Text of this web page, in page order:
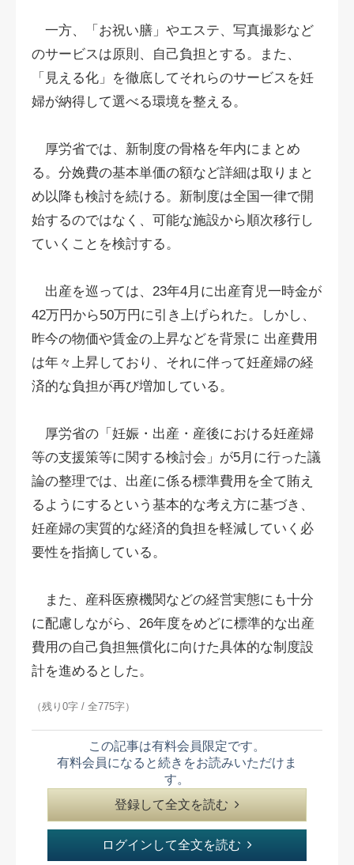
一方、「お祝い膳」やエステ、写真撮影など
のサービスは原則、自己負担とする。また、
「見える化」を徹底してそれらのサービスを妊
婦が納得して選べる環境を整える。
厚労省では、新制度の骨格を年内にまとめ
る。分娩費の基本単価の額など詳細は取りまと
め以降も検討を続ける。新制度は全国一律で開
始するのではなく、可能な施設から順次移行し
ていくことを検討する。
出産を巡っては、23年4月に出産育児一時金が
42万円から50万円に引き上げられた。しかし、
昨今の物価や賃金の上昇などを背景に 出産費用
は年々上昇しており、それに伴って妊産婦の経
済的な負担が再び増加している。
厚労省の「妊娠・出産・産後における妊産婦
等の支援策等に関する検討会」が5月に行った議
論の整理では、出産に係る標準費用を全て賄え
るようにするという基本的な考え方に基づき、
妊産婦の実質的な経済的負担を軽減していく必
要性を指摘している。
また、産科医療機関などの経営実態にも十分
に配慮しながら、26年度をめどに標準的な出産
費用の自己負担無償化に向けた具体的な制度設
計を進めるとした。
（残り0字 / 全775字）
この記事は有料会員限定です。
有料会員になると続きをお読みいただけま
す。
登録して全文を読む
ログインして全文を読む